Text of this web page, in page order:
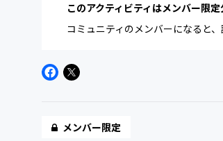
このアクティビティはメンバー限定
コミュニティのメンバーになると、
メンバー限定